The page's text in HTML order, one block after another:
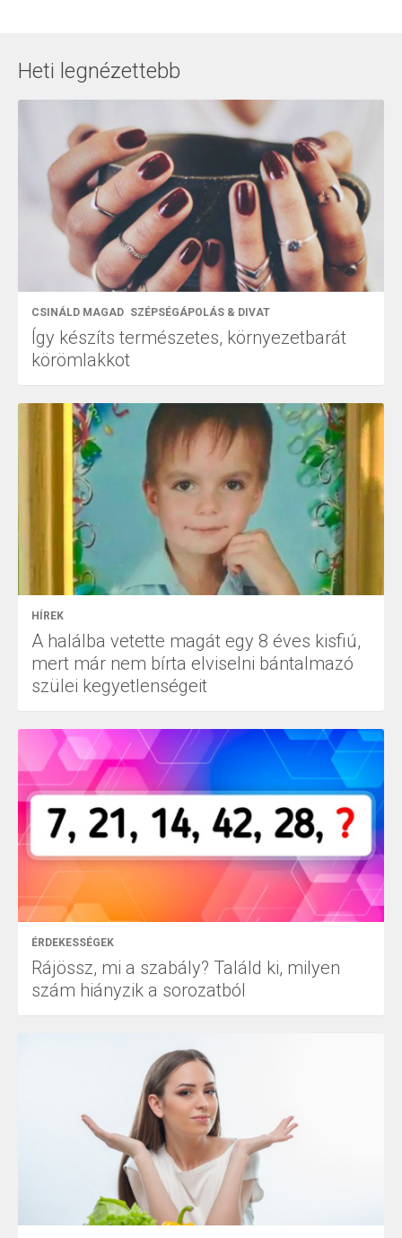
Heti legnézettebb
CSINÁLD MAGAD SZÉPSÉGÁPOLÁS & DIVAT
Így készíts természetes, környezetbarát
körömlakkot
HÍREK
A halálba vetette magát egy 8 éves kisfiú,
mert már nem bírta elviselni bántalmazó
szülei kegyetlenségeit
ÉRDEKESSÉGEK
Rájössz, mi a szabály? Találd ki, milyen
szám hiányzik a sorozatból